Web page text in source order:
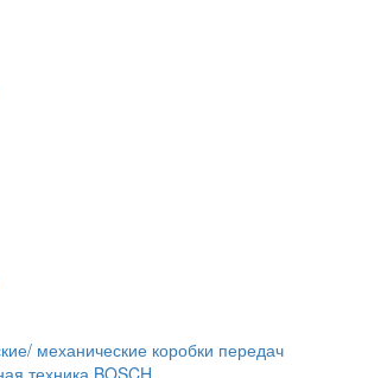
механические коробки передач
техника BOSCH